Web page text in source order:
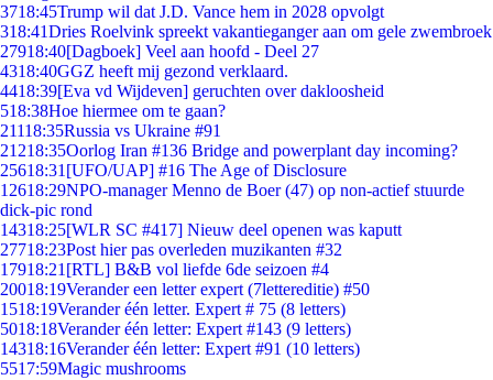
3718:45Trump wil dat J.D. Vance hem in 2028 opvolgt
318:41Dries Roelvink spreekt vakantieganger aan om gele zwembroek
27918:40[Dagboek] Veel aan hoofd - Deel 27
4318:40GGZ heeft mij gezond verklaard.
4418:39[Eva vd Wijdeven] geruchten over dakloosheid
518:38Hoe hiermee om te gaan?
21118:35Russia vs Ukraine #91
21218:35Oorlog Iran #136 Bridge and powerplant day incoming?
25618:31 [UFO/UAP] #16 The Age of Disclosure
12618:29NPO-manager Menno de Boer (47) op non-actief stuurde
dick-pic rond
14318:25[WLR SC #417] Nieuw deel openen was kaputt
27718:23Post hier pas overleden muzikanten #32
17918:21 [RTL] B&B vol liefde 6de seizoen #4
20018:19Verander een letter expert (7lettereditie) #50
1518:19Verander één letter. Expert # 75 (8 letters)
5018:18Verander één letter: Expert #143 (9 letters)
14318:16Verander één letter: Expert #91 (10 letters)
5517:59Magic mushrooms